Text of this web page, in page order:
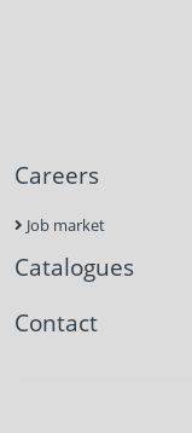
Careers
Job market
Catalogues
Contact